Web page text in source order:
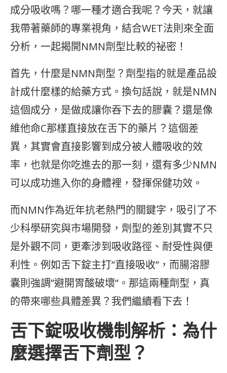
成分吸收嗎？哪一種才適合我呢？今天，就讓
我帶著藥師的專業視角，結合WET法則來全面
分析，一起揭開NMN劑型比較的祕密！
首先，什麼是NMN劑型？劑型指的就是產品設
計成什麼樣的給藥方式。換句話說，就是NMN
這個成分，是做成讓你吞下去的膠囊？還是像
維他命C那樣直接放在舌下的藥片？這個差
異，其實會直接影響到成分被人體吸收的效
率，也就是你吃進去的那一刻，還有多少NMN
可以成功進入你的身體裡，發揮保健功效。
而NMN作為近年抗老熱門的關鍵字，吸引了不
少科學研究與市場開發，劑型的差別其實不只
是外觀不同，更牽涉到吸收路徑、耐受性與便
利性。例如舌下錠主打”直接吸收”，而腸溶膠
囊則強調”避開胃酸破壞”。那這兩種劑型，真
的帶來哪些具體差異？我們繼續看下去！
舌下錠吸收機制解析：為什
麼選擇舌下劑型？